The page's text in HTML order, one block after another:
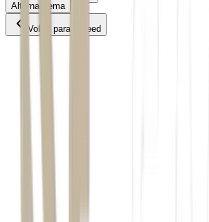
Alternar tema
Voltar para o Feed